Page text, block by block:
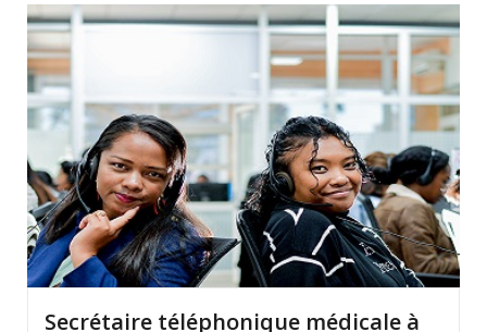
Secrétaire téléphonique médicale à